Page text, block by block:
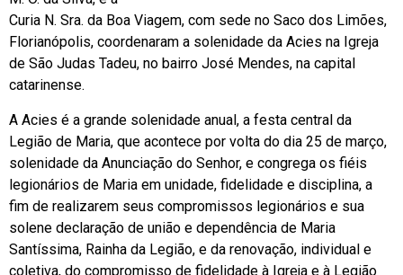
Curia N. Sra. da Boa Viagem, com sede no Saco dos Limões,
Florianópolis, coordenaram a solenidade da Acies na Igreja
de São Judas Tadeu, no bairro José Mendes, na capital
catarinense.
A Acies é a grande solenidade anual, a festa central da
Legião de Maria, que acontece por volta do dia 25 de março,
solenidade da Anunciação do Senhor, e congrega os fiéis
legionários de Maria em unidade, fidelidade e disciplina, a
fim de realizarem seus compromissos legionários e sua
solene declaração de união e dependência de Maria
Santíssima, Rainha da Legião, e da renovação, individual e
coletiva, do compromisso de fidelidade à Igreja e à Legião